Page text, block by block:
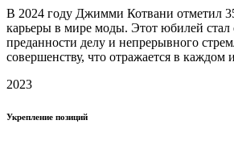
В 2024 году Джимми Котвани отметил
карьеры в мире моды. Этот юбилей стал
преданности делу и непрерывного
совершенству, что отражается в каждом
2023
Укрепление позиций